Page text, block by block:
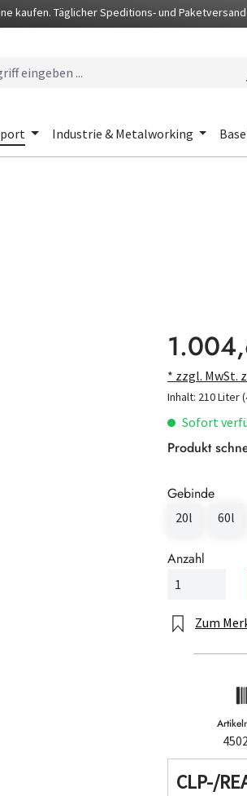
kaufen. Täglicher Speditions- und Paketversand
Industrie & Metalworking
Regulärer
* zzgl. MwSt.
Inhalt: 210 Liter
Sofort
Produkt
Gebinde
20l 60l
Anzahl
Zum
CLP-/